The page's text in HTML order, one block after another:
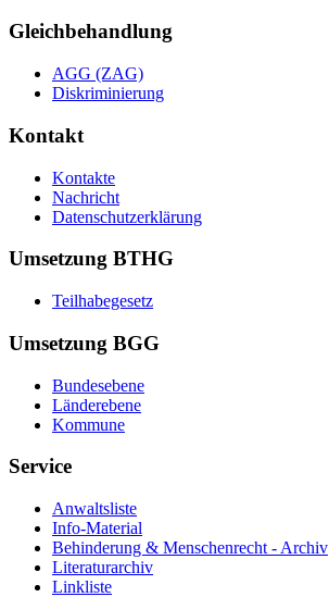
Gleichbehandlung
AGG (ZAG)
Diskriminierung
Kontakt
Kontakte
Nachricht
Datenschutzerklärung
Umsetzung BTHG
Teilhabegesetz
Umsetzung BGG
Bundesebene
Länderebene
Kommune
Service
Anwaltsliste
Info-Material
Behinderung & Menschenrecht - Archiv
Literaturarchiv
Linkliste